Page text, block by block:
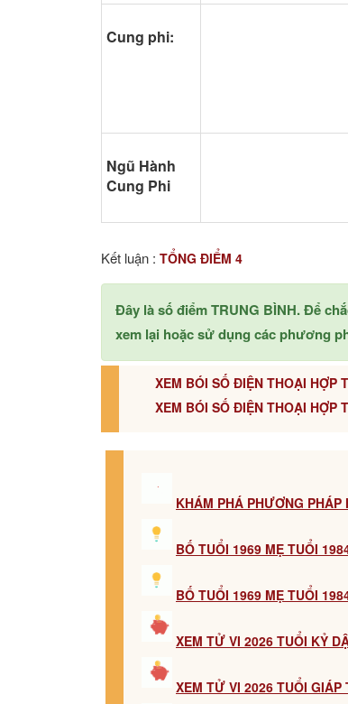
Cung phi:
Ngũ Hành
Cung Phi
Kết luận : TỔNG ĐIỂM 4
Đây là số điểm TRUNG BÌNH. Để
xem lại hoặc sử dụng các phương
XEM BÓI SỐ ĐIỆN THOẠI HỢP
XEM BÓI SỐ ĐIỆN THOẠI HỢP
KHÁM PHÁ PHƯƠNG
BỐ TUỔI 1969 MẸ TUỔI
BỐ TUỔI 1969 MẸ TUỔI
XEM TỬ VI 2026 TUỔI KỶ
XEM TỬ VI 2026 TUỔI GIÁP